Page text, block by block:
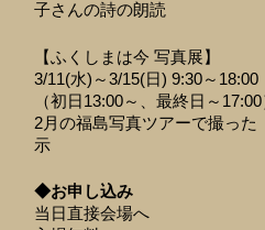
子さんの詩の朗読
【ふくしまは今 写真展】
3/11(水)～3/15(日) 9:30～18:00
（初日13:00～、最終日～17:00
2月の福島写真ツアーで撮った
示
◆お申し込み
当日直接会場へ